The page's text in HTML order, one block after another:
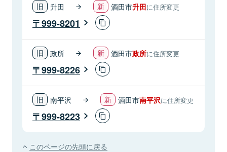
升田 酒田市升田に住所変更
999-8201
政所 酒田市政所に住所変更
999-8226
南平沢 酒田市南平沢に住所変更
999-8223
このページの先頭に戻る